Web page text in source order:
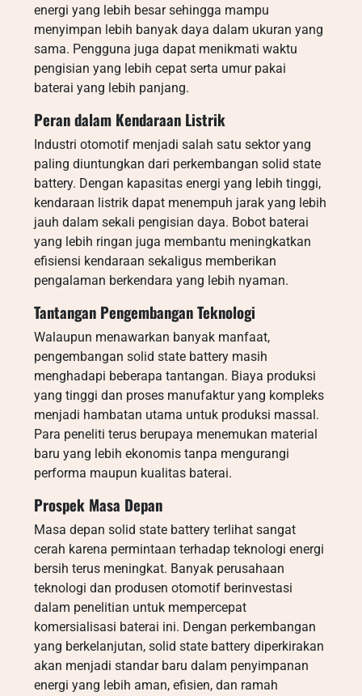
energi yang lebih besar sehingga mampu
menyimpan lebih banyak daya dalam ukuran yang
sama. Pengguna juga dapat menikmati waktu
pengisian yang lebih cepat serta umur pakai
baterai yang lebih panjang.
Peran dalam Kendaraan Listrik
Industri otomotif menjadi salah satu sektor yang
paling diuntungkan dari perkembangan solid state
battery. Dengan kapasitas energi yang lebih tinggi,
kendaraan listrik dapat menempuh jarak yang lebih
jauh dalam sekali pengisian daya. Bobot baterai
yang lebih ringan juga membantu meningkatkan
efisiensi kendaraan sekaligus memberikan
pengalaman berkendara yang lebih nyaman.
Tantangan Pengembangan Teknologi
Walaupun menawarkan banyak manfaat,
pengembangan solid state battery masih
menghadapi beberapa tantangan. Biaya produksi
yang tinggi dan proses manufaktur yang kompleks
menjadi hambatan utama untuk produksi massal.
Para peneliti terus berupaya menemukan material
baru yang lebih ekonomis tanpa mengurangi
performa maupun kualitas baterai.
Prospek Masa Depan
Masa depan solid state battery terlihat sangat
cerah karena permintaan terhadap teknologi energi
bersih terus meningkat. Banyak perusahaan
teknologi dan produsen otomotif berinvestasi
dalam penelitian untuk mempercepat
komersialisasi baterai ini. Dengan perkembangan
yang berkelanjutan, solid state battery diperkirakan
akan menjadi standar baru dalam penyimpanan
energi yang lebih aman, efisien, dan ramah